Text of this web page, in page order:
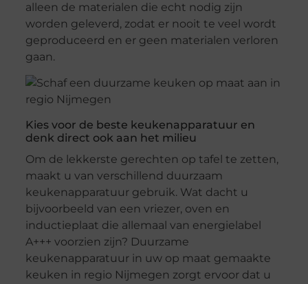
alleen de materialen die echt nodig zijn
worden geleverd, zodat er nooit te veel wordt
geproduceerd en er geen materialen verloren
gaan.
Kies voor de beste keukenapparatuur en
denk direct ook aan het milieu
Om de lekkerste gerechten op tafel te zetten,
maakt u van verschillend duurzaam
keukenapparatuur gebruik. Wat dacht u
bijvoorbeeld van een vriezer, oven en
inductieplaat die allemaal van energielabel
A+++ voorzien zijn? Duurzame
keukenapparatuur in uw op maat gemaakte
keuken in regio Nijmegen zorgt ervoor dat u